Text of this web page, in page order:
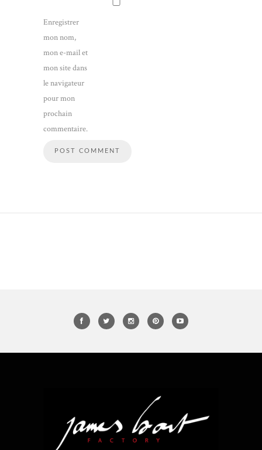
Enregistrer
mon nom,
mon e-mail et
mon site dans
le navigateur
pour mon
prochain
commentaire.